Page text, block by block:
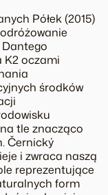
Półek(2015)
Dantego
K2 oczami
środków
tle znacząco
Černický
i zwraca naszą
reprezentujące
form